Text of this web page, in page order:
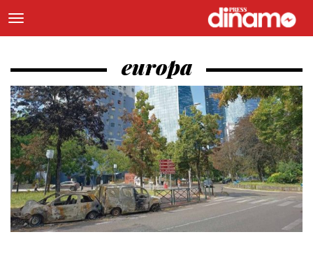
europa